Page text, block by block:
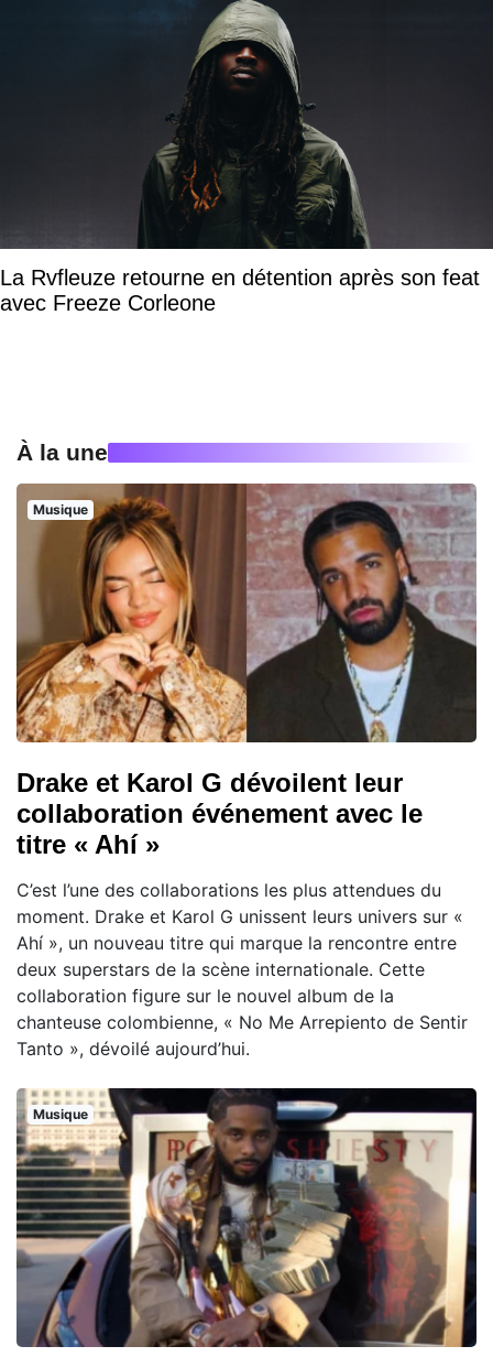
La Rvfleuze retourne en détention après son feat
avec Freeze Corleone
À la une
Musique
Drake et Karol G dévoilent leur
collaboration événement avec le
titre « Ahí »
C’est l’une des collaborations les plus attendues du
moment. Drake et Karol G unissent leurs univers sur «
Ahí », un nouveau titre qui marque la rencontre entre
deux superstars de la scène internationale. Cette
collaboration figure sur le nouvel album de la
chanteuse colombienne, « No Me Arrepiento de Sentir
Tanto », dévoilé aujourd’hui.
Musique